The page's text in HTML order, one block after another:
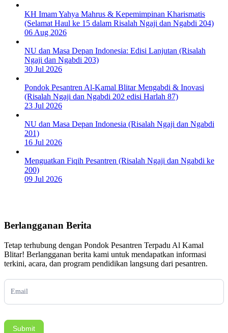
KH Imam Yahya Mahrus & Kepemimpinan Kharismatis
(Selamat Haul ke 15 dalam Risalah Ngaji dan Ngabdi 204)
06 Aug 2026
NU dan Masa Depan Indonesia: Edisi Lanjutan (Risalah
Ngaji dan Ngabdi 203)
30 Jul 2026
Pondok Pesantren Al-Kamal Blitar Mengabdi & Inovasi
(Risalah Ngaji dan Ngabdi 202 edisi Harlah 87)
23 Jul 2026
NU dan Masa Depan Indonesia (Risalah Ngaji dan Ngabdi
201)
16 Jul 2026
Menguatkan Fiqih Pesantren (Risalah Ngaji dan Ngabdi ke
200)
09 Jul 2026
Berlangganan Berita
Tetap terhubung dengan Pondok Pesantren Terpadu Al Kamal
Blitar! Berlangganan berita kami untuk mendapatkan informasi
terkini, acara, dan program pendidikan langsung dari pesantren.
Subscription
Submit